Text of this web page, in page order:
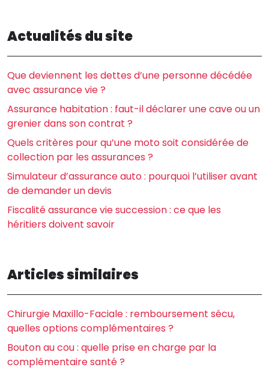
Actualités du site
Que deviennent les dettes d’une personne décédée
avec assurance vie ?
Assurance habitation : faut-il déclarer une cave ou un
grenier dans son contrat ?
Quels critères pour qu’une moto soit considérée de
collection par les assurances ?
Simulateur d’assurance auto : pourquoi l’utiliser avant
de demander un devis
Fiscalité assurance vie succession : ce que les
héritiers doivent savoir
Articles similaires
Chirurgie Maxillo-Faciale : remboursement sécu,
quelles options complémentaires ?
Bouton au cou : quelle prise en charge par la
complémentaire santé ?